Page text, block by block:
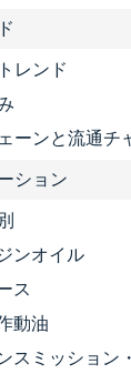
レンド
ーンと流通チ
ション
ンオイル
ス
動油
スミッション